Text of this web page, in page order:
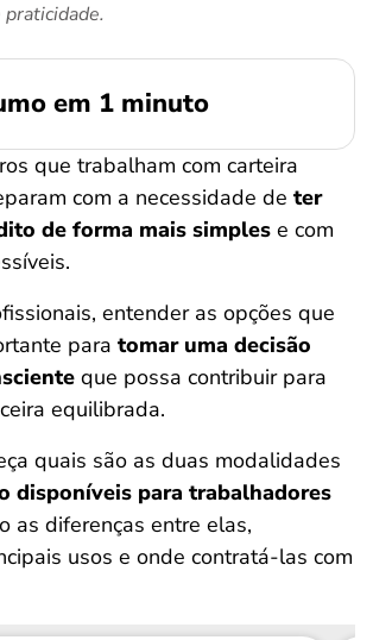
praticidade.
em 1 minuto
que trabalham com carteira
com a necessidade de ter
de forma mais simples e com
entender as opções que
para tomar uma decisão
que possa contribuir para
equilibrada.
quais são as duas modalidades
disponíveis para trabalhadores
as diferenças entre elas,
usos e onde contratá-las com